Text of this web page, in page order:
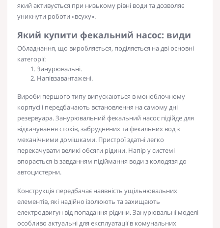
який активується при низькому рівні води та дозволяє
уникнути роботи «всуху».
Який купити фекальний насос: види
Обладнання, що виробляється, поділяється на дві основні
категорії:
Занурювальні.
Напівзавантажені.
Вироби першого типу випускаються в моноблочному
корпусі і передбачають встановлення на самому дні
резервуара.Занурювальний фекальний насос підійде для
відкачування стоків, забруднених та фекальних вод з
механічними домішками. Пристрої здатні легко
перекачувати великі обсяги рідини. Напір у системі
впорається із завданням підіймання води з колодязя до
автоцистерни.
Конструкція передбачає наявність ущільнювальних
елементів, які надійно ізолюють та захищають
електродвигун від попадання рідини. Занурювальні моделі
особливо актуальні для експлуатації в комунальних